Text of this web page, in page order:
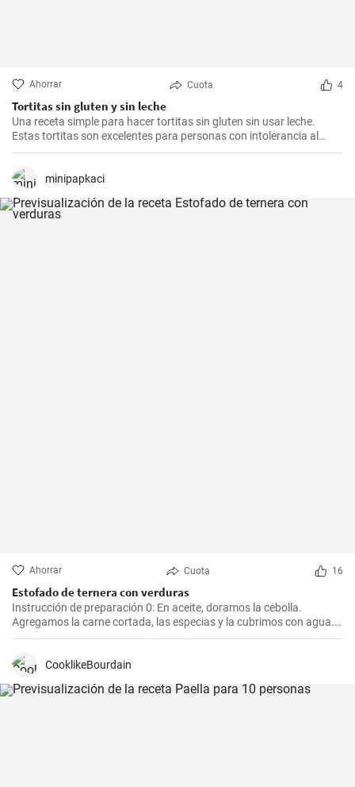
Ahorrar Cuota 4
Tortitas sin gluten y sin leche
Una receta simple para hacer tortitas sin gluten sin usar leche.
Estas tortitas son excelentes para personas con intolerancia al
gluten o la lactosa.
minipapkaci
Ahorrar Cuota 16
Estofado de ternera con verduras
Instrucción de preparación 0: En aceite, doramos la cebolla.
Agregamos la carne cortada, las especias y la cubrimos con agua.
Cocinamos hasta que esté tierna. Luego, agregamos las verduras,
agregamos la crema y dejamos que hierva.
CooklikeBourdain